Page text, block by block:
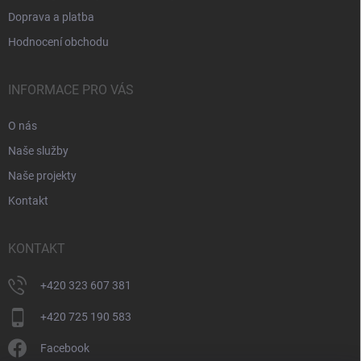
Doprava a platba
Hodnocení obchodu
INFORMACE PRO VÁS
O nás
Naše služby
Naše projekty
Kontakt
KONTAKT
+420 323 607 381
+420 725 190 583
Facebook